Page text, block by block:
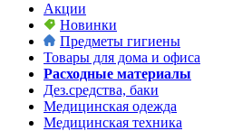
Акции
Новинки
Предметы гигиены
Товары для дома и офиса
Расходные материалы
Дез.средства, баки
Медицинская одежда
Медицинская техника